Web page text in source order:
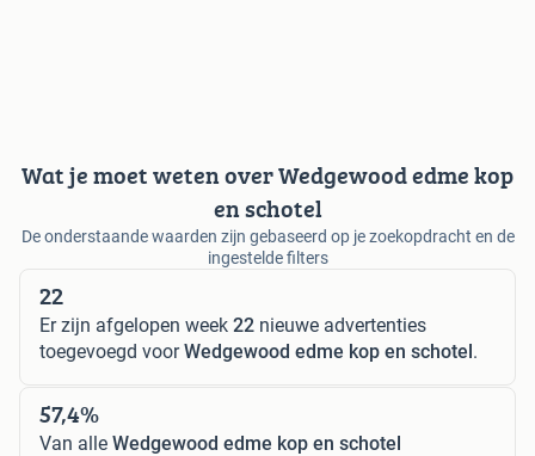
Wat je moet weten over Wedgewood edme kop
en schotel
De onderstaande waarden zijn gebaseerd op je zoekopdracht en de
ingestelde filters
22
Er zijn afgelopen week 22 nieuwe advertenties
toegevoegd voorWedgewood edme kop en schotel.
57,4%
Van alle Wedgewood edme kop en schotel